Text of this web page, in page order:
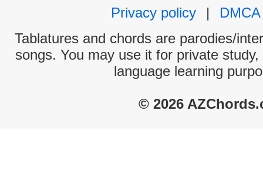
Privacy policy
|
DMCA
Tablatures and chords are parodies/
songs. You may use it for private
language learning
© 2026